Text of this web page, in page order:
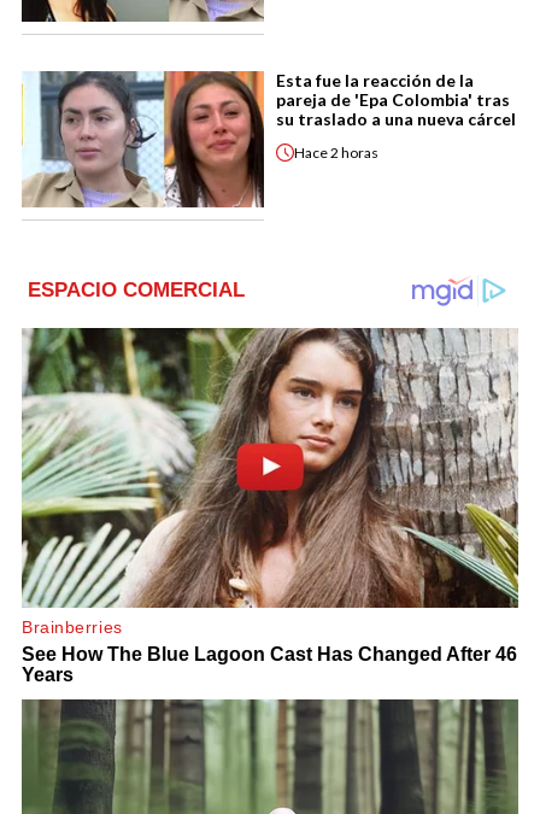
Esta fue la reacción de la
pareja de 'Epa Colombia' tras
su traslado a una nueva cárcel
Hace2 horas